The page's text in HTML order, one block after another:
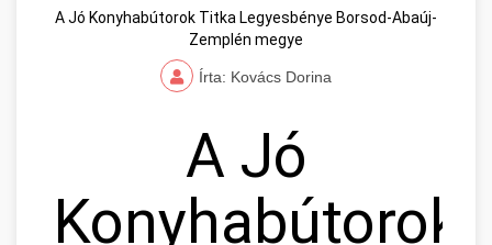
A Jó Konyhabútorok Titka Legyesbénye Borsod-Abaúj-
Zemplén megye
Írta: Kovács Dorina
A Jó
Konyhabútorok